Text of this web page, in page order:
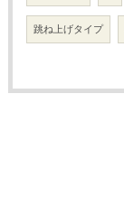
跳ね上げタイプ